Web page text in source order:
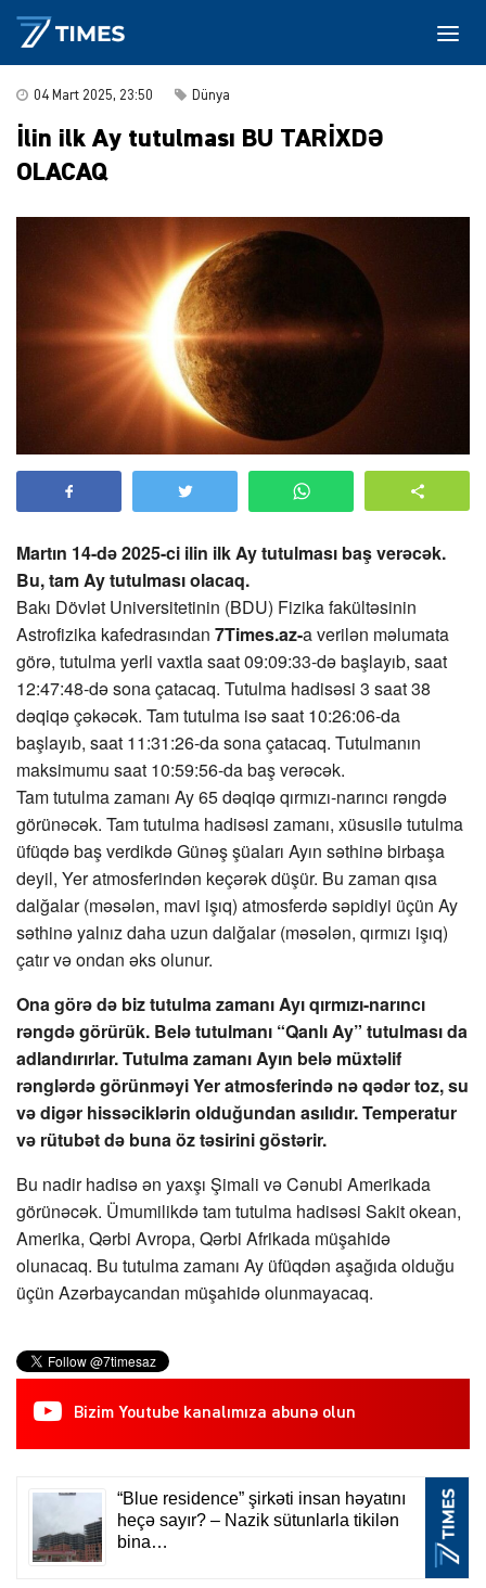
04 Mart 2025, 23:50 Dünya
İlin ilk Ay tutulması BU TARİXDƏ
OLACAQ
Martın 14-də 2025-ci ilin ilk Ay tutulması baş verəcək.
Bu, tam Ay tutulması olacaq.
Bakı Dövlət Universitetinin (BDU) Fizika fakültəsinin
Astrofizika kafedrasından 7Times.az-a verilən məlumata
görə, tutulma yerli vaxtla saat 09:09:33-də başlayıb, saat
12:47:48-də sona çatacaq. Tutulma hadisəsi 3 saat 38
dəqiqə çəkəcək. Tam tutulma isə saat 10:26:06-da
başlayıb, saat 11:31:26-da sona çatacaq. Tutulmanın
maksimumu saat 10:59:56-da baş verəcək.
Tam tutulma zamanı Ay 65 dəqiqə qırmızı-narıncı rəngdə
görünəcək. Tam tutulma hadisəsi zamanı, xüsusilə tutulma
üfüqdə baş verdikdə Günəş şüaları Ayın səthinə birbaşa
deyil, Yer atmosferindən keçərək düşür. Bu zaman qısa
dalğalar (məsələn, mavi işıq) atmosferdə səpidiyi üçün Ay
səthinə yalnız daha uzun dalğalar (məsələn, qırmızı işıq)
çatır və ondan əks olunur.
Ona görə də biz tutulma zamanı Ayı qırmızı-narıncı
rəngdə görürük. Belə tutulmanı “Qanlı Ay” tutulması da
adlandırırlar. Tutulma zamanı Ayın belə müxtəlif
rənglərdə görünməyi Yer atmosferində nə qədər toz, su
və digər hissəciklərin olduğundan asılıdır. Temperatur
və rütubət də buna öz təsirini göstərir.
Bu nadir hadisə ən yaxşı Şimali və Cənubi Amerikada
görünəcək. Ümumilikdə tam tutulma hadisəsi Sakit okean,
Amerika, Qərbi Avropa, Qərbi Afrikada müşahidə
olunacaq. Bu tutulma zamanı Ay üfüqdən aşağıda olduğu
üçün Azərbaycandan müşahidə olunmayacaq.
Bizim Youtube kanalımıza abunə olun